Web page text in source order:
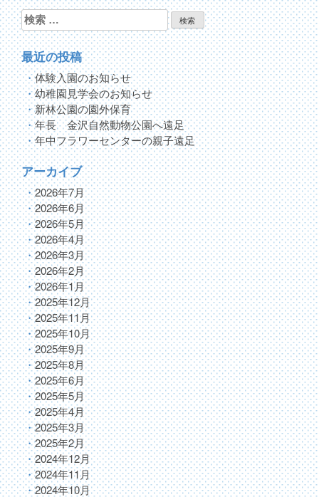
ゲ
ー
シ
ョ
ン
検
索:
最近の投稿
体験入園のお知らせ
幼稚園見学会のお知らせ
新林公園の園外保育
年長 金沢自然動物公園へ遠足
年中フラワーセンターの親子遠足
アーカイブ
2026年7月
2026年6月
2026年5月
2026年4月
2026年3月
2026年2月
2026年1月
2025年12月
2025年11月
2025年10月
2025年9月
2025年8月
2025年6月
2025年5月
2025年4月
2025年3月
2025年2月
2024年12月
2024年11月
2024年10月